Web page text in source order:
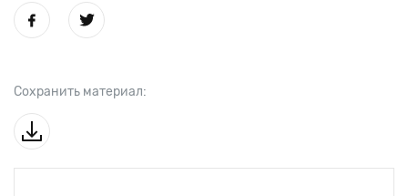
Сохранить материал: